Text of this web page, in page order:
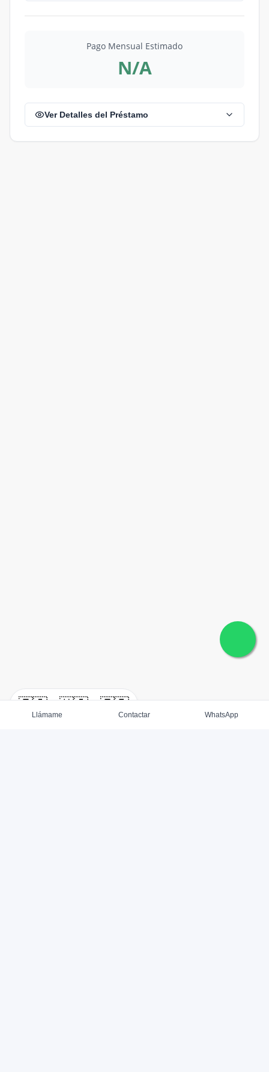
🇪🇸 🇺🇸 🇫🇷
Pago Mensual Estimado
N/A
Ver Detalles del Préstamo
Llámame Contactar WhatsApp